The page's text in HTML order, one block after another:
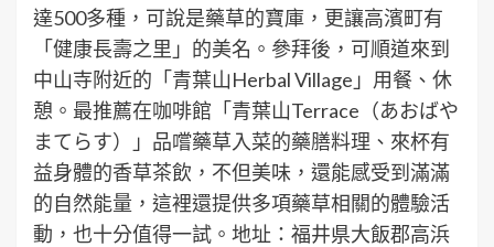
達500多種，可說是藥草的寶庫，更讓高濱町有
「健康長壽之里」的美名。參拜後，可順道來到
中山寺附近的「青葉山Herbal Village」用餐、休
憩。最推薦在咖啡館「青葉山Terrace（あおばや
まてらす）」品嚐藥草入菜的藥膳料理、來杯有
益身體的香草茶飲，不但美味，還能感受到滿滿
的自然能量，這裡還提供多項藥草相關的體驗活
動，也十分值得一試。地址：福井県大飯郡高浜